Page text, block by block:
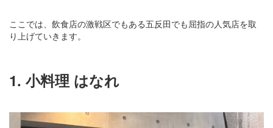
ここでは、飲食店の激戦区でもある五反田でも屈指の人気店を取
り上げていきます。
1. 小料理 はなれ